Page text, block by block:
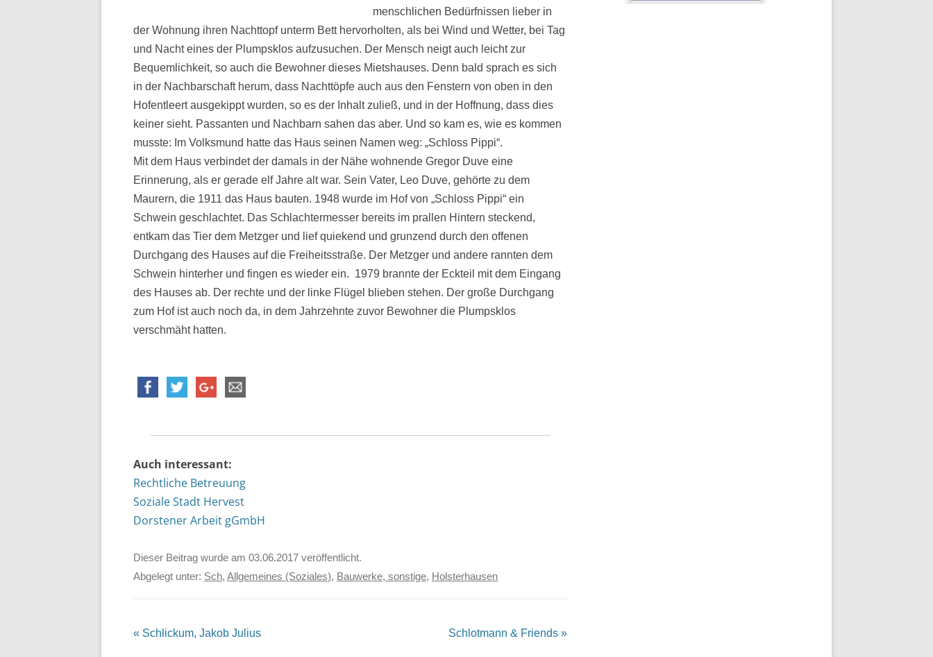
menschlichen Bedürfnissen lieber in
der Wohnung ihren Nachttopf unterm Bett hervorholten, als bei Wind und Wetter, bei Tag
und Nacht eines der Plumpsklos aufzusuchen. Der Mensch neigt auch leicht zur
Bequemlichkeit, so auch die Bewohner dieses Mietshauses. Denn bald sprach es sich
in der Nachbarschaft herum, dass Nachttöpfe auch aus den Fenstern von oben in den
Hofentleert ausgekippt wurden, so es der Inhalt zuließ, und in der Hoffnung, dass dies
keiner sieht. Passanten und Nachbarn sahen das aber. Und so kam es, wie es kommen
musste: Im Volksmund hatte das Haus seinen Namen weg: „Schloss Pippi“.
Mit dem Haus verbindet der damals in der Nähe wohnende Gregor Duve eine
Erinnerung, als er gerade elf Jahre alt war. Sein Vater, Leo Duve, gehörte zu dem
Maurern, die 1911 das Haus bauten. 1948 wurde im Hof von „Schloss Pippi“ ein
Schwein geschlachtet. Das Schlachtermesser bereits im prallen Hintern steckend,
entkam das Tier dem Metzger und lief quiekend und grunzend durch den offenen
Durchgang des Hauses auf die Freiheitsstraße. Der Metzger und andere rannten dem
Schwein hinterher und fingen es wieder ein. 1979 brannte der Eckteil mit dem Eingang
des Hauses ab. Der rechte und der linke Flügel blieben stehen. Der große Durchgang
zum Hof ist auch noch da, in dem Jahrzehnte zuvor Bewohner die Plumpsklos
verschmäht hatten.
Auch interessant:
Rechtliche Betreuung
Soziale Stadt Hervest
Dorstener Arbeit gGmbH
Dieser Beitrag wurde am 03.06.2017 veröffentlicht.
Abgelegt unter: Sch, Allgemeines (Soziales), Bauwerke, sonstige, Holsterhausen
Beitrags-
« Schlickum, Jakob Julius Schlotmann & Friends »